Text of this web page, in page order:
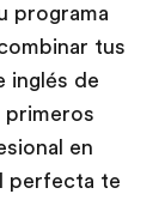
programa
tus
inglés de
primeros
en
perfecta te